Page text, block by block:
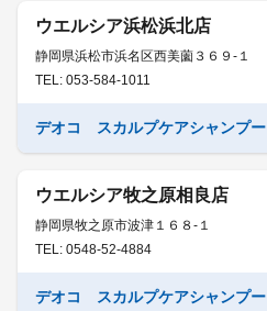
ウエルシア浜松浜北店
静岡県浜松市浜名区西美薗３６９-１
TEL: 053-584-1011
デオコ スカルプケアシャンプー
ウエルシア牧之原相良店
静岡県牧之原市波津１６８-１
TEL: 0548-52-4884
デオコ スカルプケアシャンプー